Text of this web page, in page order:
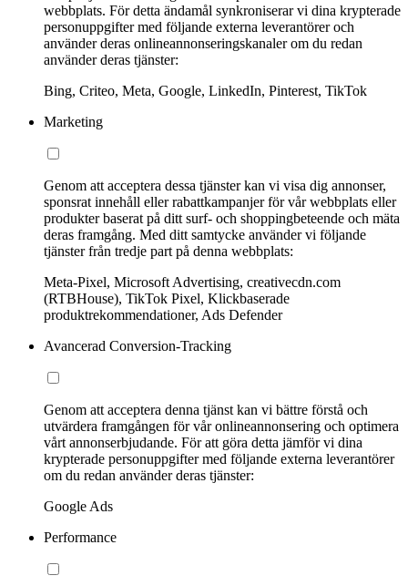
webbplats. För detta ändamål synkroniserar vi dina krypterade
personuppgifter med följande externa leverantörer och
använder deras onlineannonseringskanaler om du redan
använder deras tjänster:
Bing, Criteo, Meta, Google, LinkedIn, Pinterest, TikTok
Marketing
Genom att acceptera dessa tjänster kan vi visa dig annonser,
sponsrat innehåll eller rabattkampanjer för vår webbplats eller
produkter baserat på ditt surf- och shoppingbeteende och mäta
deras framgång. Med ditt samtycke använder vi följande
tjänster från tredje part på denna webbplats:
Meta-Pixel, Microsoft Advertising, creativecdn.com
(RTBHouse), TikTok Pixel, Klickbaserade
produktrekommendationer, Ads Defender
Avancerad Conversion-Tracking
Genom att acceptera denna tjänst kan vi bättre förstå och
utvärdera framgången för vår onlineannonsering och optimera
vårt annonserbjudande. För att göra detta jämför vi dina
krypterade personuppgifter med följande externa leverantörer
om du redan använder deras tjänster:
Google Ads
Performance